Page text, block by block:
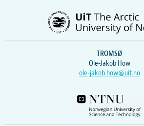
TROMSØ
Ole-Jakob How
ole-jakob.how@uit.no